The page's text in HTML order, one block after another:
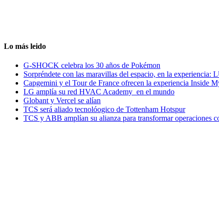
Lo más leido
G-SHOCK celebra los 30 años de Pokémon
Sorpréndete con las maravillas del espacio, en la experiencia:
Capgemini y el Tour de France ofrecen la experiencia Inside
LG amplía su red HVAC Academy en el mundo
Globant y Vercel se alían
TCS será aliado tecnolóogico de Tottenham Hotspur
TCS y ABB amplían su alianza para transformar operaciones